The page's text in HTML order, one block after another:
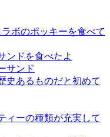
ボのポッキーを食べて
ンドを食べたよ
サンド
史あるものだと初めて
ィーの種類が充実して